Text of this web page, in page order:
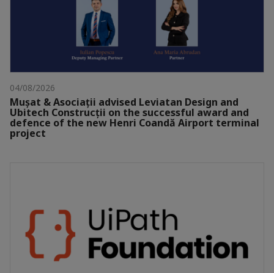
04/08/2026
Mușat & Asociații advised Leviatan Design and
Ubitech Construcții on the successful award and
defence of the new Henri Coandă Airport terminal
project